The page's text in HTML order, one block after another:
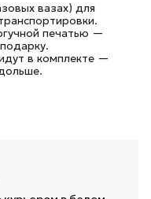
вазах) для
печатью —
в комплекте —